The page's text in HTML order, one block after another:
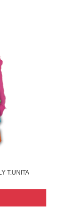
T.UNITA